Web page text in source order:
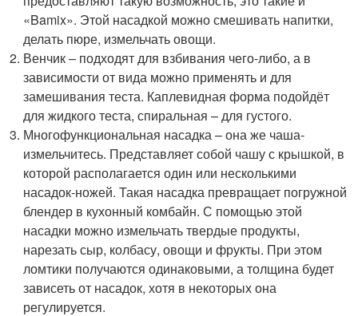
«Bamix». Этой насадкой можно смешивать напитки,
делать пюре, измельчать овощи.
Венчик – подходят для взбивания чего-либо, а в
зависимости от вида можно применять и для
замешивания теста. Каплевидная форма подойдёт
для жидкого теста, спиральная – для густого.
Многофункциональная насадка – она же чаша-
измельчитесь. Представляет собой чашу с крышкой, в
которой располагается один или несколькими
насадок-ножей. Такая насадка превращает погружной
блендер в кухонный комбайн. С помощью этой
насадки можно измельчать твердые продукты,
нарезать сыр, колбасу, овощи и фрукты. При этом
ломтики получаются одинаковыми, а толщина будет
зависеть от насадок, хотя в некоторых она
регулируется.